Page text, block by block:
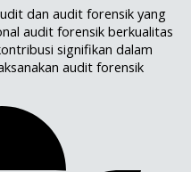
dan audit forensik yang
audit forensik berkualitas
signifikan dalam
audit forensik